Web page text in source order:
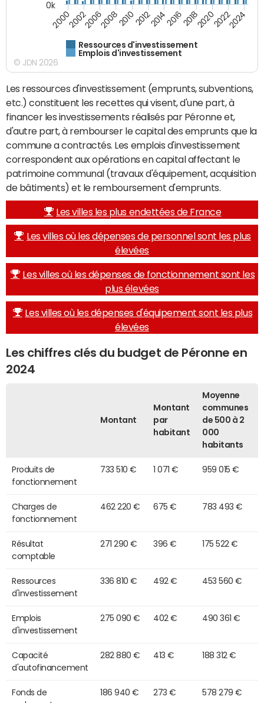
Ressources d'investissement
Emplois d'investissement
200020022006200820102012201420162018202020222024
0k
© JDN 2026
Les ressources d'investissement (emprunts, subventions,
etc.) constituent les recettes qui visent, d'une part, à
financer les investissements réalisés par Péronne et,
d'autre part, à rembourser le capital des emprunts que la
commune a contractés. Les emplois d'investissement
correspondent aux opérations en capital affectant le
patrimoine communal (travaux d'équipement, acquisition
de bâtiments) et le remboursement d'emprunts.
Les villes les plus endettées de France
Les villes où les dépenses de personnel sont les plus
élevées
Les villes où les dépenses de fonctionnement sont les
plus élevées
Les villes où les dépenses d'équipement sont les plus
élevées
Les chiffres clés du budget de Péronne en
2024
Montant
Montant
par
habitant
Moyenne
communes
de 500 à 2
000
habitants
Produits de
fonctionnement
733 510 € 1 071 € 959 015 €
Charges de
fonctionnement
462 220 € 675 € 783 493 €
Résultat
comptable
271 290 € 396 € 175 522 €
Ressources
d'investissement
336 810 € 492 € 453 560 €
Emplois
d'investissement
275 090 € 402 € 490 361 €
Capacité
d'autofinancement
282 880 € 413 € 188 312 €
Fonds de
186 940 € 273 € 578 279 €